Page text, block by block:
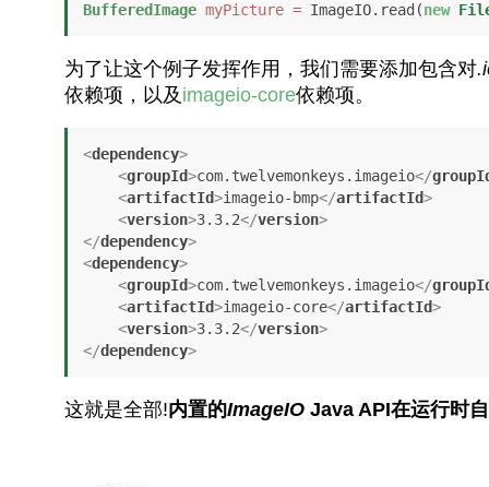
BufferedImage myPicture = ImageIO.read(new
为了让这个例子发挥作用，我们需要添加包含对
依赖项，以及 imageio-core依赖项。
<dependency>
<groupId>com.twelvemonkeys.imageio</
<artifactId>imageio-bmp</artifactId>
<version>3.3.2</version>
</dependency>
<dependency>
<groupId>com.twelvemonkeys.imageio</
<artifactId>imageio-core</artifactId>
<version>3.3.2</version>
</dependency>
这就是全部!内置的ImageIOJava API在运行时